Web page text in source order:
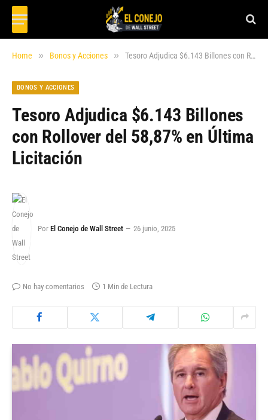
Home » Bonos y Acciones » Tesoro Adjudica $6.143 Billones con Rollover del 58,87% en Última Licitación
BONOS Y ACCIONES
Tesoro Adjudica $6.143 Billones
con Rollover del 58,87% en Última
Licitación
Por El Conejo de Wall Street 26 junio, 2025
No hay comentarios 1 Min de Lectura